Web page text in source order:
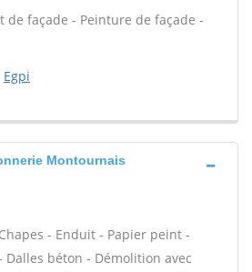
de façade - Peinture de façade -
Egpi
Montournais
- Enduit - Papier peint -
Dalles béton - Démolition avec